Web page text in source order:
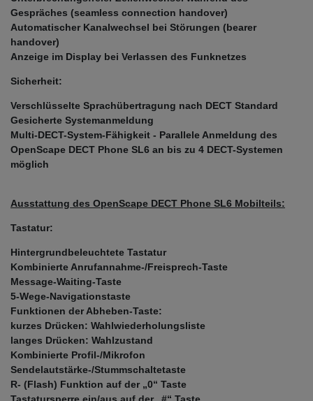
Gespräches (seamless connection handover)
Automatischer Kanalwechsel bei Störungen (bearer
handover)
Anzeige im Display bei Verlassen des Funknetzes
Sicherheit:
Verschlüsselte Sprachübertragung nach DECT Standard
Gesicherte Systemanmeldung
Multi-DECT-System-Fähigkeit - Parallele Anmeldung des
OpenScape DECT Phone SL6 an bis zu 4 DECT-Systemen
möglich
Ausstattung des OpenScape DECT Phone SL6 Mobilteils:
Tastatur:
Hintergrundbeleuchtete Tastatur
Kombinierte Anrufannahme-/Freisprech-Taste
Message-Waiting-Taste
5-Wege-Navigationstaste
Funktionen der Abheben-Taste:
kurzes Drücken: Wahlwiederholungsliste
langes Drücken: Wahlzustand
Kombinierte Profil-/Mikrofon
Sendelautstärke-/Stummschaltetaste
R- (Flash) Funktion auf der „0“ Taste
Tastatursperre ein/aus auf der „#“ Taste